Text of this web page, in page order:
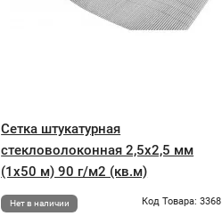
Сетка штукатурная
стекловолоконная 2,5x2,5 мм
(1x50 м) 90 г/м2 (кв.м)
Нет в наличии Код Товара: 3368